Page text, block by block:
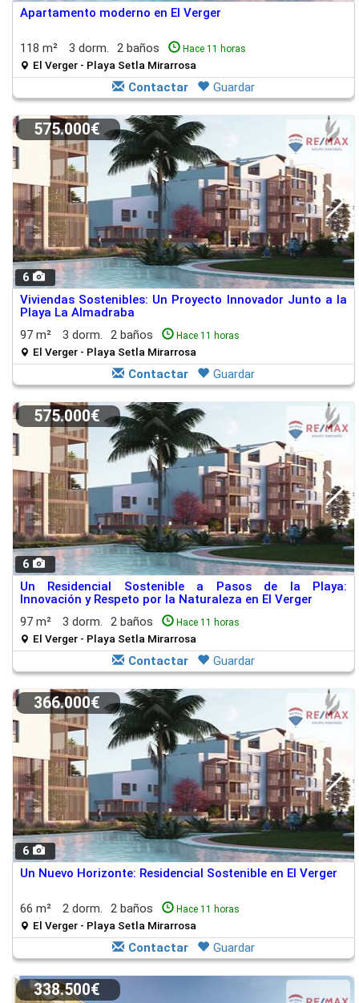
Apartamento moderno en El Verger
118 m² 3 dorm. 2 baños Hace 11 horas
El Verger - Playa Setla Mirarrosa
Contactar Guardar
6
575.000€
Viviendas Sostenibles: Un Proyecto Innovador Junto a la
Playa La Almadraba
97 m²
3 dorm. 2 baños Hace 11 horas
El Verger - Playa Setla Mirarrosa
Contactar Guardar
6
575.000€
Un Residencial Sostenible a Pasos de la Playa:
Innovación y Respeto por la Naturaleza en El Verger
97 m²
3 dorm. 2 baños Hace 11 horas
El Verger - Playa Setla Mirarrosa
Contactar Guardar
6
366.000€
Un Nuevo Horizonte: Residencial Sostenible en El Verger
66 m² 2 dorm. 2 baños Hace 11 horas
El Verger - Playa Setla Mirarrosa
Contactar Guardar
338.500€